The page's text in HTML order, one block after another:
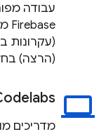
Firebase מופיעים בכרטיסיות
(עקרונות
(הרצה)
laptop
מדריכים